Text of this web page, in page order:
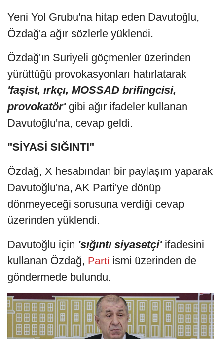
Yeni Yol Grubu'na hitap eden Davutoğlu,
Özdağ'a ağır sözlerle yüklendi.
Özdağ'ın Suriyeli göçmenler üzerinden
yürüttüğü provokasyonları hatırlatarak
'faşist, ırkçı, MOSSAD brifingcisi,
provokatör' gibi ağır ifadeler kullanan
Davutoğlu'na, cevap geldi.
"SİYASİ SIĞINTI"
Özdağ, X hesabından bir paylaşım yaparak
Davutoğlu'na, AK Parti'ye dönüp
dönmeyeceği sorusuna verdiği cevap
üzerinden yüklendi.
Davutoğlu için 'sığıntı siyasetçi'ifadesini
kullanan Özdağ, Parti ismi üzerinden de
göndermede bulundu.